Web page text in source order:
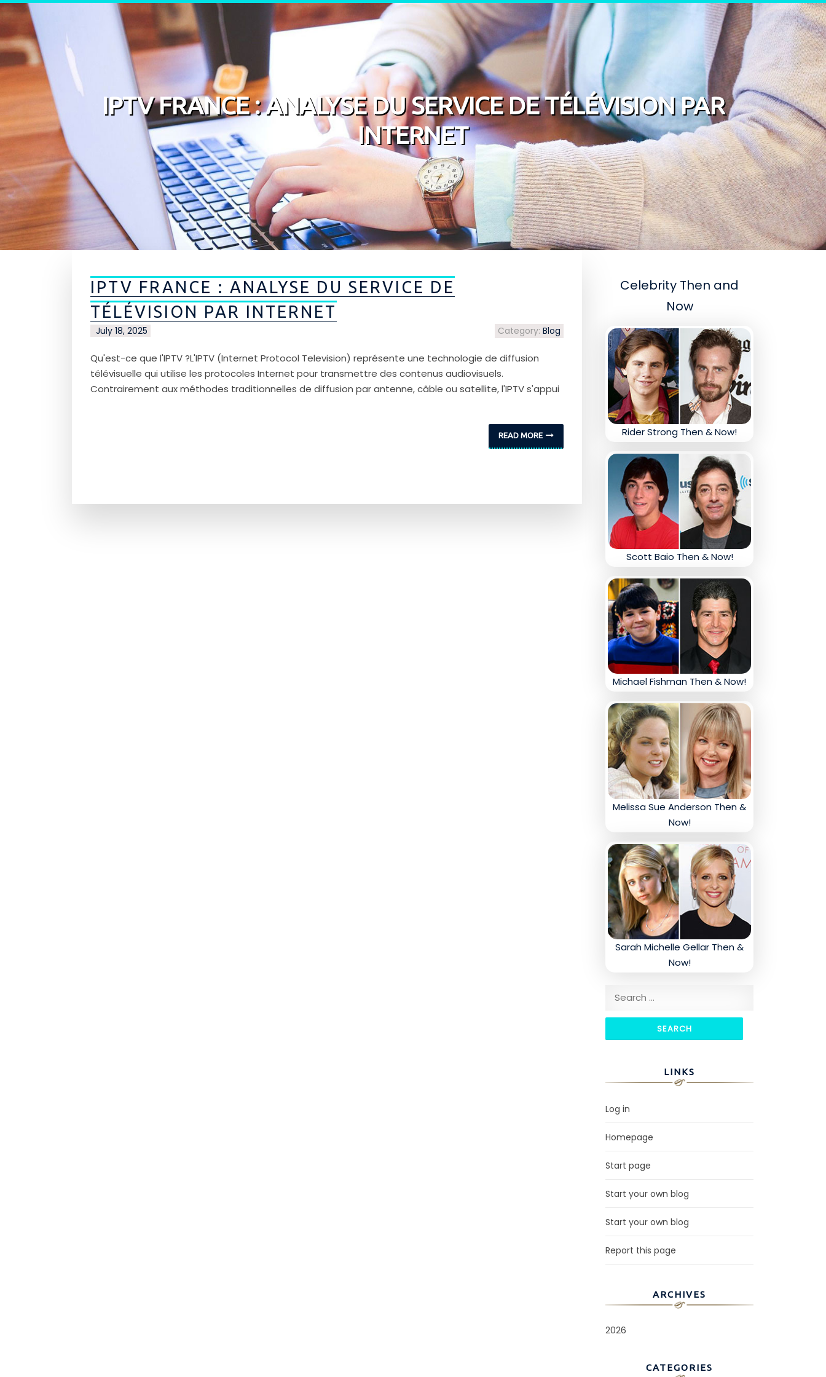
Skip to content
IPTV FRANCE : ANALYSE DU SERVICE DE TÉLÉVISION PAR
INTERNET
IPTV FRANCE : ANALYSE DU SERVICE DE
TÉLÉVISION PAR INTERNET
July 18, 2025 Category: Blog
Qu'est-ce que l'IPTV ?L'IPTV (Internet Protocol Television) représente une technologie de diffusion
télévisuelle qui utilise les protocoles Internet pour transmettre des contenus audiovisuels.
Contrairement aux méthodes traditionnelles de diffusion par antenne, câble ou satellite, l'IPTV s'appui
READ MORE
Celebrity Then and
Now
Rider Strong Then & Now!
Scott Baio Then & Now!
Michael Fishman Then & Now!
Melissa Sue Anderson Then &
Now!
Sarah Michelle Gellar Then &
Now!
Search for:
LINKS
Log in
Homepage
Start page
Start your own blog
Start your own blog
Report this page
ARCHIVES
2026
CATEGORIES